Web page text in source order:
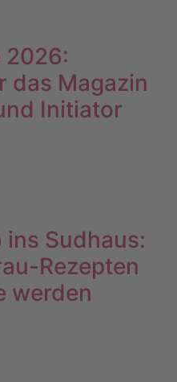
2026:
das Magazin
Initiator
Sudhaus:
Rezepten
werden